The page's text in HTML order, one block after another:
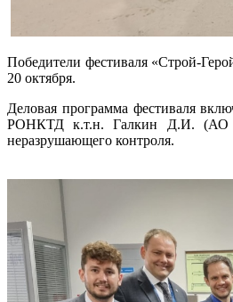
Победители фестиваля «Строй-
20 октября.
Деловая программа фестиваля
РОНКТД к.т.н. Галкин Д.И. (АО
неразрушающего контроля.